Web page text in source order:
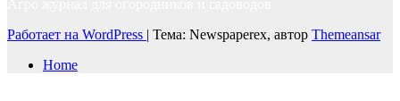
Работает на WordPress | Тема: Newspaperex, автор Themeansar
Home